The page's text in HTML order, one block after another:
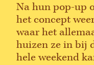
Na hun pop-up
het concept
waar het
huizen ze in bij
hele weekend